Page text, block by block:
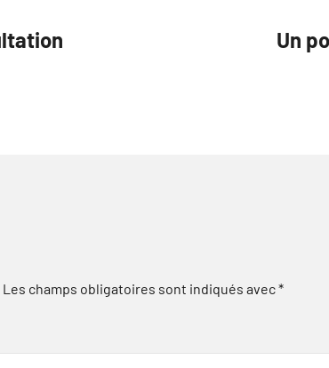
Un
Les champs obligatoires sont indiqués avec*